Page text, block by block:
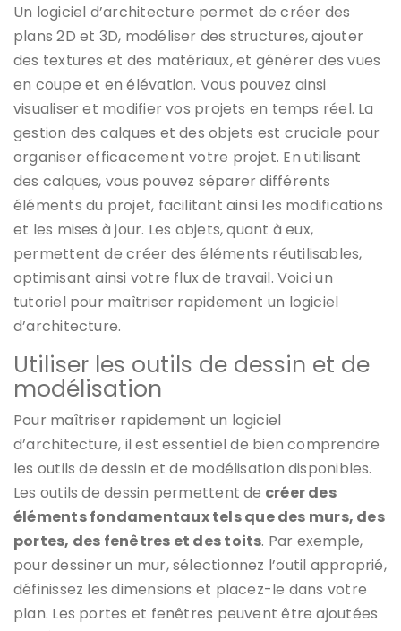
Un logiciel d’architecture permet de créer des
plans 2D et 3D, modéliser des structures, ajouter
des textures et des matériaux, et générer des vues
en coupe et en élévation. Vous pouvez ainsi
visualiser et modifier vos projets en temps réel. La
gestion des calques et des objets est cruciale pour
organiser efficacement votre projet. En utilisant
des calques, vous pouvez séparer différents
éléments du projet, facilitant ainsi les modifications
et les mises à jour. Les objets, quant à eux,
permettent de créer des éléments réutilisables,
optimisant ainsi votre flux de travail. Voici un
tutoriel pour maîtriser rapidement un logiciel
d’architecture.
Utiliser les outils de dessin et de
modélisation
Pour maîtriser rapidement un logiciel
d’architecture, il est essentiel de bien comprendre
les outils de dessin et de modélisation disponibles.
Les outils de dessin permettent de créer des
éléments fondamentaux tels que des murs, des
portes, des fenêtres et des toits. Par exemple,
pour dessiner un mur, sélectionnez l’outil approprié,
définissez les dimensions et placez-le dans votre
plan. Les portes et fenêtres peuvent être ajoutées